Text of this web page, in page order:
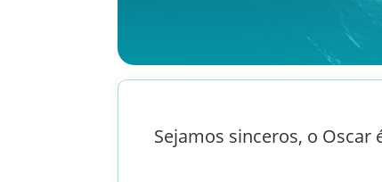
Sejamos sinceros, o